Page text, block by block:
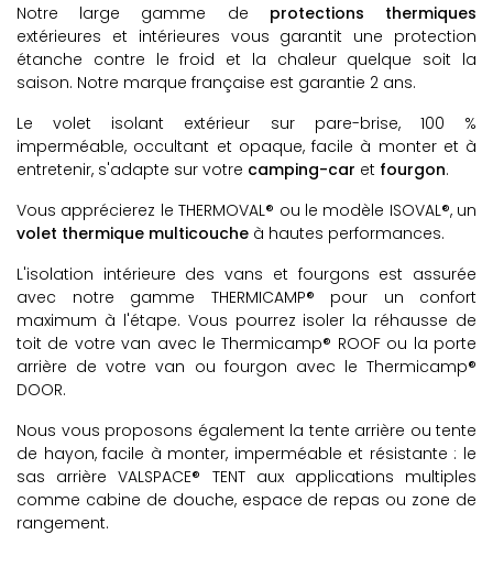
Notre large gamme de protections thermiques
extérieures et intérieures vous garantit une protection
étanche contre le froid et la chaleur quelque soit la
saison. Notre marque française est garantie 2 ans.
Le volet isolant
extérieur sur pare-brise, 100 %
imperméable, occultant et opaque, facile à monter et à
entretenir, s'adapte sur votre camping-car et fourgon.
Vous apprécierez le THERMOVAL® ou le modèle ISOVAL®, un
volet thermique multicouche à hautes performances.
L'isolation intérieure des vans et fourgons est assurée
avec notre gamme THERMICAMP® pour un confort
maximum à l'étape. Vous pourrez isoler la réhausse de
toit de votre van avec le Thermicamp® ROOF ou la porte
arrière de votre van ou fourgon avec le Thermicamp®
DOOR.
Nous vous proposons également la tente arrière ou tente
de hayon, facile à monter, imperméable et résistante : le
sas arrière VALSPACE® TENT aux applications multiples
comme cabine de douche, espace de repas ou zone de
rangement.